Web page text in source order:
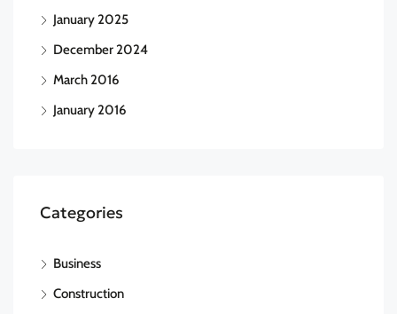
January 2025
December 2024
March 2016
January 2016
Categories
Business
Construction